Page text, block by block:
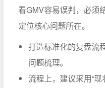
看GMV容易误判，必须
定位核心问题所在。
打造标准化的复盘流
问题梳理。
流程上，建议采用“